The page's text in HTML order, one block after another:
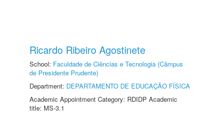
Ricardo Ribeiro Agostinete
School: Faculdade de Ciências e Tecnologia (Câmpus
de Presidente Prudente)
Department: DEPARTAMENTO DE EDUCAÇÃO FÍSICA
Academic Appointment Category: RDIDP Academic
title: MS-3.1